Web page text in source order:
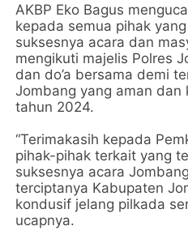
AKBP Eko Bagus
kepada semua pihak
suksesnya acara dan
mengikuti majelis Polres
dan do’a bersama demi
Jombang yang aman dan
tahun 2024.
“Terimakasih kepada
pihak-pihak terkait yang
suksesnya acara
terciptanya Kabupaten
kondusif jelang pilkada
ucapnya.